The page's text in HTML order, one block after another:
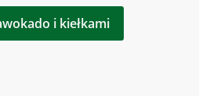
i kiełkami